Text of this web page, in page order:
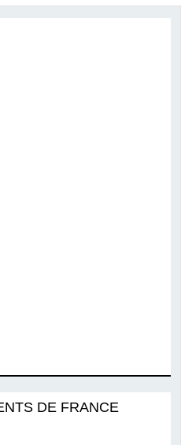
DE FRANCE